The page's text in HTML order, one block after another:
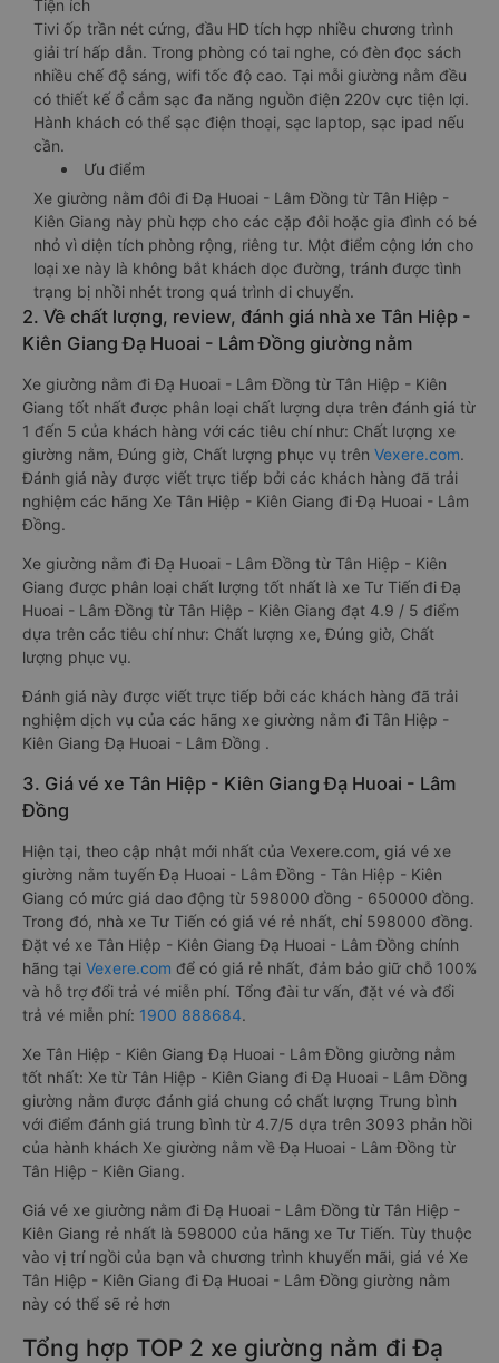
Tiện ích
Tivi ốp trần nét cứng, đầu HD tích hợp nhiều chương trình
giải trí hấp dẫn. Trong phòng có tai nghe, có đèn đọc sách
nhiều chế độ sáng, wifi tốc độ cao. Tại mỗi giường nằm đều
có thiết kế ổ cắm sạc đa năng nguồn điện 220v cực tiện lợi.
Hành khách có thể sạc điện thoại, sạc laptop, sạc ipad nếu
cần.
Ưu điểm
Xe giường nằm đôi đi Đạ Huoai - Lâm Đồng từ Tân Hiệp -
Kiên Giang này phù hợp cho các cặp đôi hoặc gia đình có bé
nhỏ vì diện tích phòng rộng, riêng tư. Một điểm cộng lớn cho
loại xe này là không bắt khách dọc đường, tránh được tình
trạng bị nhồi nhét trong quá trình di chuyển.
2. Về chất lượng, review, đánh giá nhà xe Tân Hiệp -
Kiên Giang Đạ Huoai - Lâm Đồng giường nằm
Xe giường nằm đi Đạ Huoai - Lâm Đồng từ Tân Hiệp - Kiên
Giang tốt nhất được phân loại chất lượng dựa trên đánh giá từ
1 đến 5 của khách hàng với các tiêu chí như: Chất lượng xe
giường nằm, Đúng giờ, Chất lượng phục vụ trên Vexere.com.
Đánh giá này được viết trực tiếp bởi các khách hàng đã trải
nghiệm các hãng Xe Tân Hiệp - Kiên Giang đi Đạ Huoai - Lâm
Đồng.
Xe giường nằm đi Đạ Huoai - Lâm Đồng từ Tân Hiệp - Kiên
Giang được phân loại chất lượng tốt nhất là xe Tư Tiến đi Đạ
Huoai - Lâm Đồng từ Tân Hiệp - Kiên Giang đạt 4.9 / 5 điểm
dựa trên các tiêu chí như: Chất lượng xe, Đúng giờ, Chất
lượng phục vụ.
Đánh giá này được viết trực tiếp bởi các khách hàng đã trải
nghiệm dịch vụ của các hãng xe giường nằm đi Tân Hiệp -
Kiên Giang Đạ Huoai - Lâm Đồng .
3. Giá vé xe Tân Hiệp - Kiên Giang Đạ Huoai - Lâm
Đồng
Hiện tại, theo cập nhật mới nhất của Vexere.com, giá vé xe
giường nằm tuyến Đạ Huoai - Lâm Đồng - Tân Hiệp - Kiên
Giang có mức giá dao động từ 598000 đồng - 650000 đồng.
Trong đó, nhà xe Tư Tiến có giá vé rẻ nhất, chỉ 598000 đồng.
Đặt vé xe Tân Hiệp - Kiên Giang Đạ Huoai - Lâm Đồng chính
hãng tại Vexere.com để có giá rẻ nhất, đảm bảo giữ chỗ 100%
và hỗ trợ đổi trả vé miễn phí. Tổng đài tư vấn, đặt vé và đổi
trả vé miễn phí: 1900 888684.
Xe Tân Hiệp - Kiên Giang Đạ Huoai - Lâm Đồng giường nằm
tốt nhất: Xe từ Tân Hiệp - Kiên Giang đi Đạ Huoai - Lâm Đồng
giường nằm được đánh giá chung có chất lượng Trung bình
với điểm đánh giá trung bình từ 4.7/5 dựa trên 3093 phản hồi
của hành khách Xe giường nằm về Đạ Huoai - Lâm Đồng từ
Tân Hiệp - Kiên Giang.
Giá vé xe giường nằm đi Đạ Huoai - Lâm Đồng từ Tân Hiệp -
Kiên Giang rẻ nhất là 598000 của hãng xe Tư Tiến. Tùy thuộc
vào vị trí ngồi của bạn và chương trình khuyến mãi, giá vé Xe
Tân Hiệp - Kiên Giang đi Đạ Huoai - Lâm Đồng giường nằm
này có thể sẽ rẻ hơn
Tổng hợp TOP 2 xe giường nằm đi Đạ